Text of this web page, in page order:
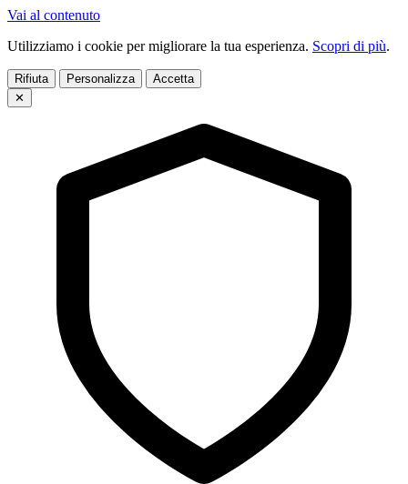
Vai al contenuto
Utilizziamo i cookie per migliorare la tua esperienza. Scopri di più.
Rifiuta Personalizza
Accetta
✕